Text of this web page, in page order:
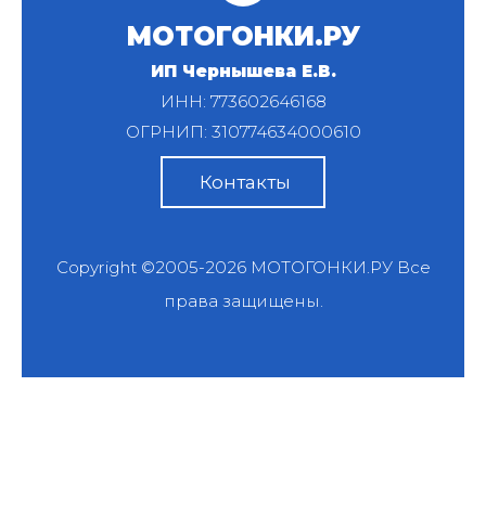
МОТОГОНКИ.РУ
ИП Чернышева Е.В.
ИНН: 773602646168
ОГРНИП: 310774634000610
Контакты
Copyright ©2005-2026 МОТОГОНКИ.РУВсе
права защищены.